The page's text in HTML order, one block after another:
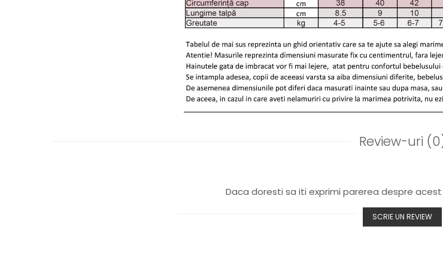
Review-uri
Daca doresti sa iti exprimi parerea despre
SCRIE UN REVIEW